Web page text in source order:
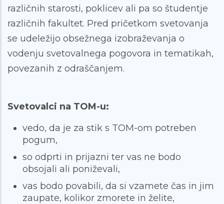
različnih starosti, poklicev ali pa so študentje
različnih fakultet. Pred pričetkom svetovanja
se udeležijo obsežnega izobraževanja o
vodenju svetovalnega pogovora in tematikah,
povezanih z odraščanjem.
Svetovalci na TOM-u:
vedo, da je za stik s TOM-om potreben
pogum,
so odprti in prijazni ter vas ne bodo
obsojali ali poniževali,
vas bodo povabili, da si vzamete čas in jim
zaupate, kolikor zmorete in želite,